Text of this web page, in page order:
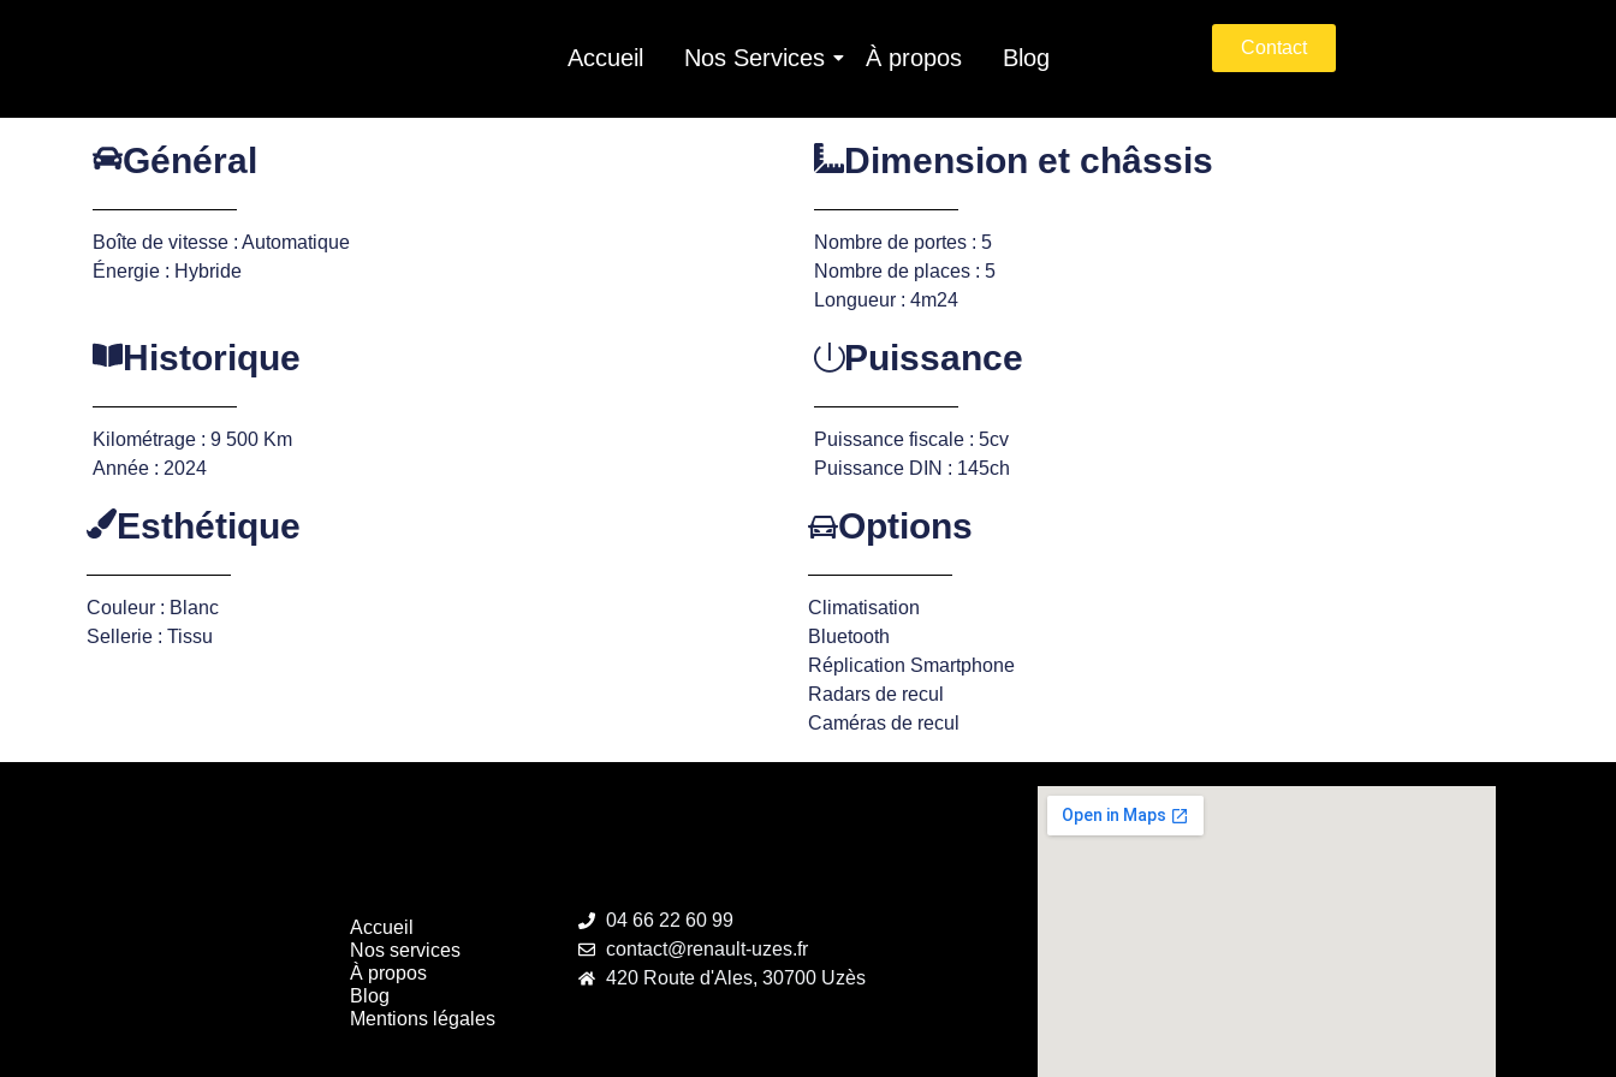
Accueil Nos Services À propos Blog Contact
Général
Boîte de vitesse : Automatique
Énergie : Hybride
Dimension et châssis
Nombre de portes : 5
Nombre de places : 5
Longueur : 4m24
Historique
Kilométrage : 9 500 Km
Année : 2024
Puissance
Puissance fiscale : 5cv
Puissance DIN : 145ch
Esthétique
Couleur : Blanc
Sellerie : Tissu
Options
Climatisation
Bluetooth
Réplication Smartphone
Radars de recul
Caméras de recul
Accueil
Nos services
À propos
Blog
Mentions légales
04 66 22 60 99
contact@renault-uzes.fr
420 Route d'Ales, 30700 Uzès